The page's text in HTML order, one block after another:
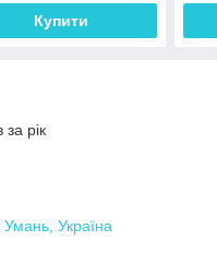
Купити
за рік
Україна